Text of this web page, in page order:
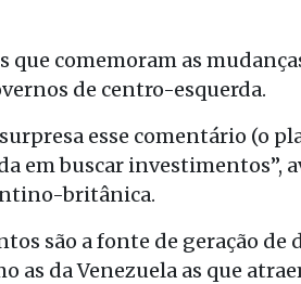
que comemoram as
de centro-esquerda.
esse comentário (o
em buscar investimentos”,
britânica.
são a fonte de geração
as da Venezuela as que